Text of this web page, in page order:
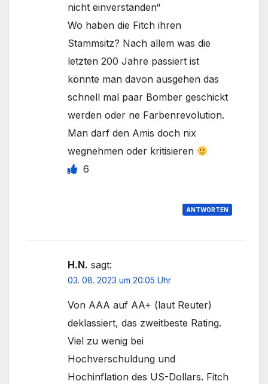
nicht einverstanden“
Wo haben die Fitch ihren
Stammsitz? Nach allem was die
letzten 200 Jahre passiert ist
könnte man davon ausgehen das
schnell mal paar Bomber geschickt
werden oder ne Farbenrevolution.
Man darf den Amis doch nix
wegnehmen oder kritisieren
6
ANTWORTEN
H.N. sagt:
03. 08. 2023 um 20:05 Uhr
Von AAA auf AA+ (laut Reuter)
deklassiert, das zweitbeste Rating.
Viel zu wenig bei
Hochverschuldung und
Hochinflation des US-Dollars. Fitch